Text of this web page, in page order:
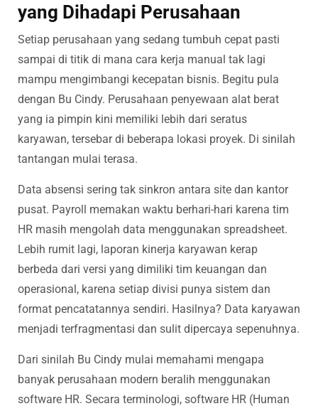
yang Dihadapi Perusahaan
Setiap perusahaan yang sedang tumbuh cepat pasti
sampai di titik di mana cara kerja manual tak lagi
mampu mengimbangi kecepatan bisnis. Begitu pula
dengan Bu Cindy. Perusahaan penyewaan alat berat
yang ia pimpin kini memiliki lebih dari seratus
karyawan, tersebar di beberapa lokasi proyek. Di sinilah
tantangan mulai terasa.
Data absensi sering tak sinkron antara site dan kantor
pusat. Payroll memakan waktu berhari-hari karena tim
HR masih mengolah data menggunakan spreadsheet.
Lebih rumit lagi, laporan kinerja karyawan kerap
berbeda dari versi yang dimiliki tim keuangan dan
operasional, karena setiap divisi punya sistem dan
format pencatatannya sendiri. Hasilnya? Data karyawan
menjadi terfragmentasi dan sulit dipercaya sepenuhnya.
Dari sinilah Bu Cindy mulai memahami mengapa
banyak perusahaan modern beralih menggunakan
software HR. Secara terminologi, software HR (Human